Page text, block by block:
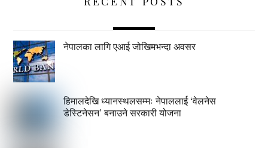
नेपालका लागि एआई जोखिमभन्दा अवसर
हिमालदेखि ध्यानस्थलसम्मः नेपाललाई ‘वेलनेस
डेस्टिनेसन’ बनाउने सरकारी योजना